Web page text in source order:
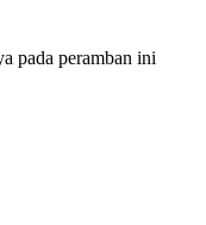
pada peramban ini